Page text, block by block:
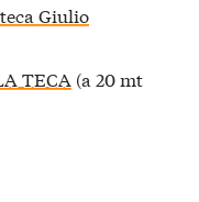
Giulio
TECA (a 20 mt